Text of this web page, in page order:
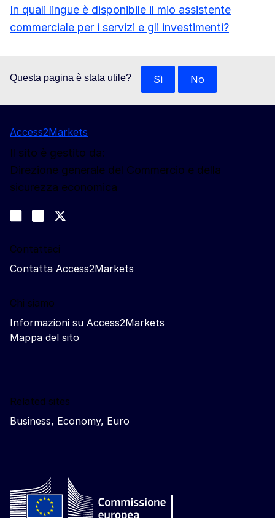
In quali lingue è disponibile il mio assistente
commerciale per i servizi e gli investimenti?
Questa pagina è stata utile? Sì No
Access2Markets
Il sito è gestito da:
Direzione generale del Commercio e della
sicurezza economica
Join us on LinkedIn
Trade-Off podcast
Contattaci
Contatta Access2Markets
Chi siamo
Informazioni su Access2Markets
Mappa del sito
Related sites
Business, Economy, Euro